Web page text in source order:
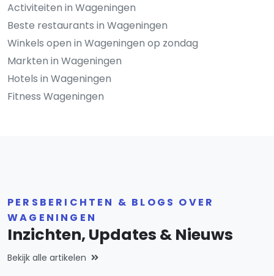
Activiteiten in Wageningen
Beste restaurants in Wageningen
Winkels open in Wageningen op zondag
Markten in Wageningen
Hotels in Wageningen
Fitness Wageningen
PERSBERICHTEN & BLOGS OVER
WAGENINGEN
Inzichten, Updates & Nieuws
Bekijk alle artikelen